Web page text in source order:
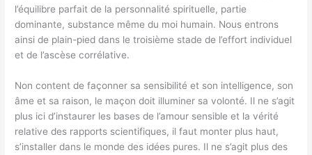
l’équilibre parfait de la personnalité spirituelle, partie
dominante, substance même du moi humain. Nous entrons
ainsi de plain-pied dans le troisième stade de l’effort individuel
et de l’ascèse corrélative.
Non content de façonner sa sensibilité et son intelligence, son
âme et sa raison, le maçon doit illuminer sa volonté. Il ne s’agit
plus ici d’instaurer les bases de l’amour sensible et la vérité
relative des rapports scientifiques, il faut monter plus haut,
s’installer dans le monde des idées pures. Il ne s’agit plus des